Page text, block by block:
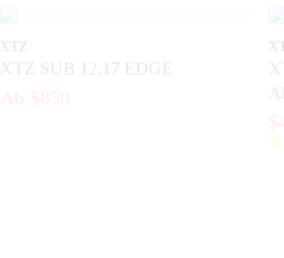
XTZ
XTZ SUB 12.17 EDGE